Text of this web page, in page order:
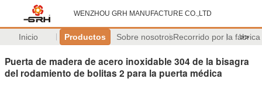
WENZHOU GRH MANUFACTURE CO.,LTD
Inicio Productos Sobre nosotrosRecorrido por la fábrica
>>
Puerta de madera de acero inoxidable 304 de la bisagra
del rodamiento de bolitas 2 para la puerta médica